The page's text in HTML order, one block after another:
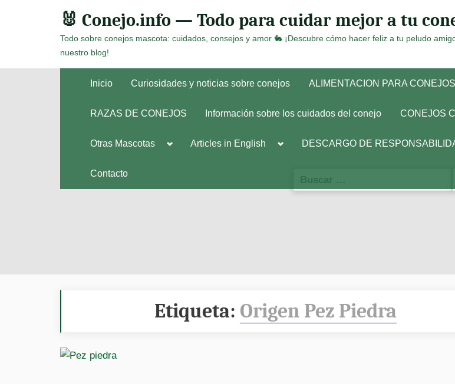
🐰 Conejo.info — Todo para cuidar mejor a tu
Todo sobre conejos mascota: cuidados, consejos y amor 🐇 ¡Descubre cómo hacer feliz a tu peludo
nuestro blog!
Inicio Curiosidades y noticias sobre conejos ALIMENTACION PARA CONEJOS
RAZAS DE CONEJOS Información sobre los cuidados del conejo CONEJOS
Otras Mascotas
Toggle
Toggle
Articles in English
ToggleDESCARGO DE
Contacto
Etiqueta: Origen Pez Piedra